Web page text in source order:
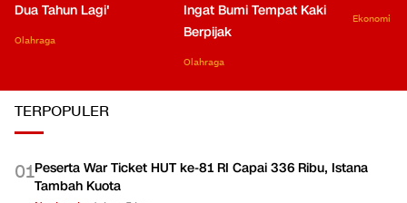
Dua Tahun Lagi'
Olahraga
Ingat Bumi Tempat Kaki
Berpijak
Olahraga
Ekonomi
TERPOPULER
01Peserta War Ticket HUT ke-81 RI Capai 336 Ribu, Istana
Tambah Kuota